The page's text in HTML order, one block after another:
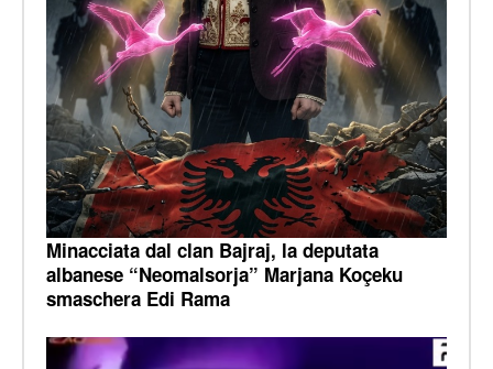
Minacciata dal clan Bajraj, la deputata
albanese “Neomalsorja” Marjana Koçeku
smaschera Edi Rama